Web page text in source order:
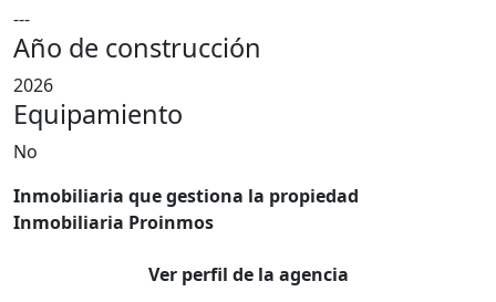
---
Año de construcción
2026
Equipamiento
No
Inmobiliaria que gestiona la propiedad
Inmobiliaria Proinmos
Ver perfil de la agencia